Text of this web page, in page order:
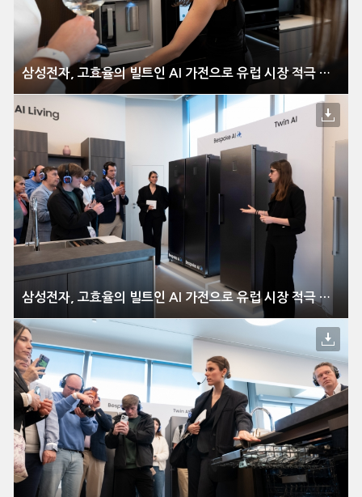
삼성전자, 고효율의 빌트인 AI 가전으로 유럽 시장 적극 공략
삼성전자, 고효율의 빌트인 AI 가전으로 유럽 시장 적극 공략